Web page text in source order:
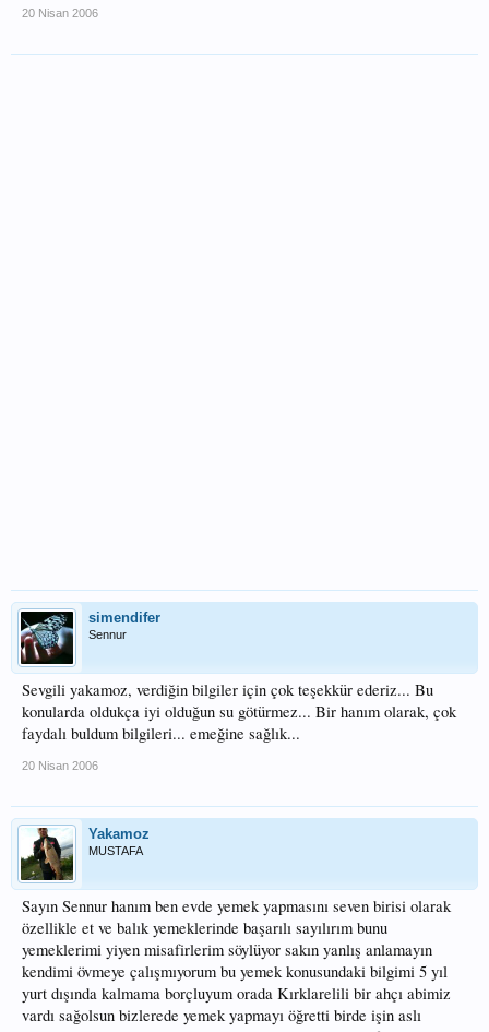
20 Nisan 2006
simendifer
Sennur
Sevgili yakamoz, verdiğin bilgiler için çok teşekkür ederiz... Bu
konularda oldukça iyi olduğun su götürmez... Bir hanım olarak, çok
faydalı buldum bilgileri... emeğine sağlık...
20 Nisan 2006
Yakamoz
MUSTAFA
Sayın Sennur hanım ben evde yemek yapmasını seven birisi olarak
özellikle et ve balık yemeklerinde başarılı sayılırım bunu
yemeklerimi yiyen misafirlerim söylüyor sakın yanlış anlamayın
kendimi övmeye çalışmıyorum bu yemek konusundaki bilgimi 5 yıl
yurt dışında kalmama borçluyum orada Kırklarelili bir ahçı abimiz
vardı sağolsun bizlerede yemek yapmayı öğretti birde işin aslı